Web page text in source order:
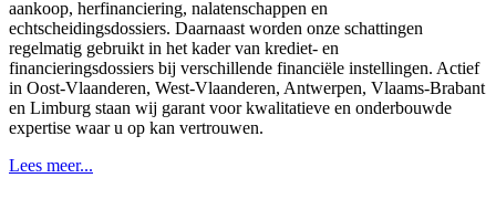
aankoop, herfinanciering, nalatenschappen en
echtscheidingsdossiers. Daarnaast worden onze schattingen
regelmatig gebruikt in het kader van krediet- en
financieringsdossiers bij verschillende financiële instellingen. Actief
in Oost-Vlaanderen, West-Vlaanderen, Antwerpen, Vlaams-Brabant
en Limburg staan wij garant voor kwalitatieve en onderbouwde
expertise waar u op kan vertrouwen.
Lees meer...